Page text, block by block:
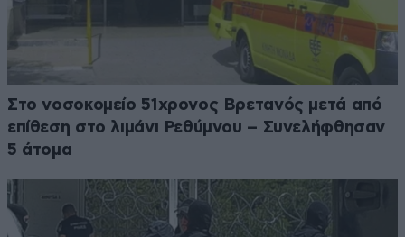
Στο νοσοκομείο 51χρονος Βρετανός μετά από
επίθεση στο λιμάνι Ρεθύμνου – Συνελήφθησαν
5 άτομα